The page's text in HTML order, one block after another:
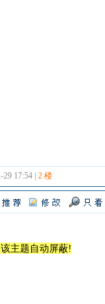
29 17:54 | 2 楼
主题自动屏蔽!